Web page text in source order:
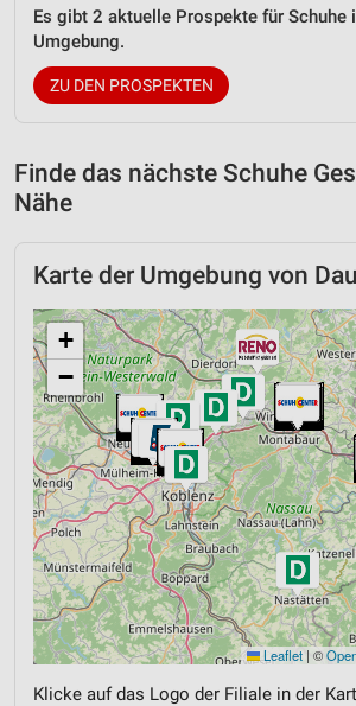
Es gibt 2 aktuelle Prospekte für Schuhe
Umgebung.
ZU DEN PROSPEKTEN
Finde das nächste Schuhe
Nähe
Karte der Umgebung von
+
−
Leaflet | ©
Klicke auf das Logo der Filiale in der